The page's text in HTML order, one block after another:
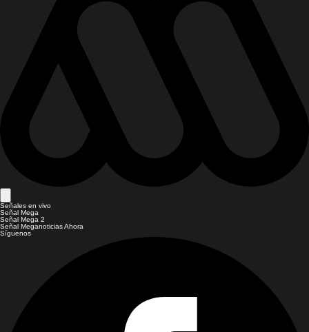
Señales en vivo
Señal Mega
Señal Mega 2
Señal Meganoticias Ahora
Síguenos